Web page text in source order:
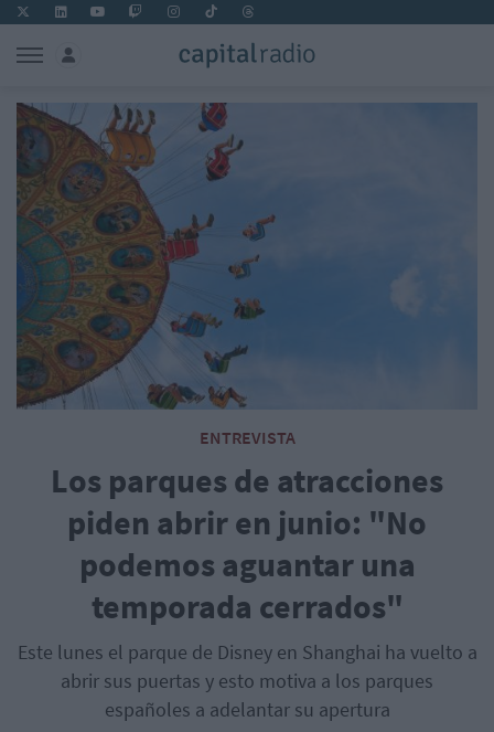
ENTREVISTA
Los parques de atracciones
piden abrir en junio: "No
podemos aguantar una
temporada cerrados"
Este lunes el parque de Disney en Shanghai ha vuelto a
abrir sus puertas y esto motiva a los parques
españoles a adelantar su apertura